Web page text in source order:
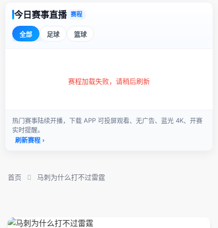
首页 马刺为什么打不过雷霆